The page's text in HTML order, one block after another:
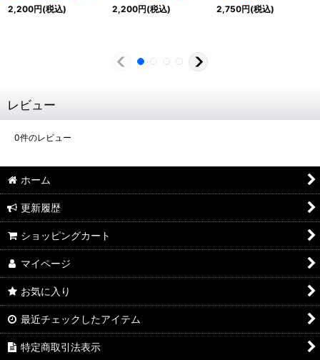
2,200円(税込)
2,200円(税込)
2,750円(税込)
レビュー
0件のレビュー
ホーム
更新履歴
ショッピングカート
マイページ
お気に入り
最近チェックしたアイテム
特定商取引法表示